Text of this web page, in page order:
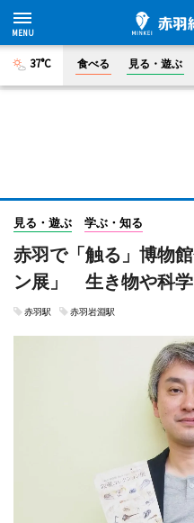
37°C 食べる 見る・遊ぶ
見る・遊ぶ 学ぶ・知る
赤羽で「触る」博物
ン展」 生き物や科
赤羽駅 赤羽岩淵駅